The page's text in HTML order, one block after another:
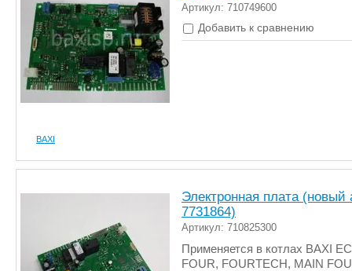
BAXI
Артикул: 710749600
Добавить к сравнению
Электронная плата (новый
7731864)
Артикул: 710825300
Применяется в котлах BAXI
FOUR, FOURTECH, MAIN